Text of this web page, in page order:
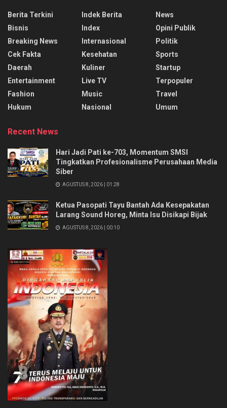
Berita Terkini
Bisnis
Breaking News
Cek Fakta
Daerah
Entertainment
Fashion
Hukum
Indek Berita
Index
Internasional
Kesehatan
Kuliner
Live TV
Music
Nasional
News
Opini Publik
Politik
Sports
Startup
Terpopuler
Travel
Umum
Recent News
Hari Jadi Pati ke-703, Momentum SMSI
Tingkatkan Profesionalisme Perusahaan Media
Siber
AGUSTUS 8, 2026 | 01:28
Ketua Pasopati Tayu Bantah Ada Kesepakatan
Larang Sound Horeg, Minta Isu Disikapi Bijak
AGUSTUS 8, 2026 | 00:10